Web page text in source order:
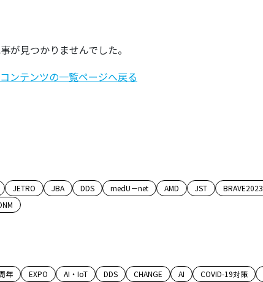
が見つかりませんでした。
ンテンツの一覧ページへ戻る
JETRO JBA DDS medU－net AMD JST BRAVE2023
年 EXPO AI・IoT DDS CHANGE AI COVID-19対策